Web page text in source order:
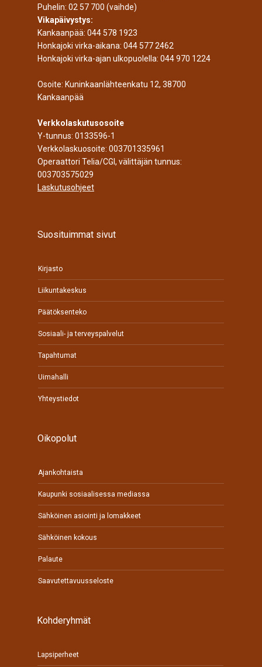
Puhelin: 02 57 700 (vaihde)
Vikapäivystys:
Kankaanpää: 044 578 1923
Honkajoki virka-aikana: 044 577 2462
Honkajoki virka-ajan ulkopuolella: 044 970 1224
Osoite: Kuninkaanlähteenkatu 12, 38700
Kankaanpää
Verkkolaskutusosoite
Y-tunnus: 0133596-1
Verkkolaskuosoite: 003701335961
Operaattori Telia/CGI, välittäjän tunnus:
003703575029
Laskutusohjeet
Suosituimmat sivut
Kirjasto
Liikuntakeskus
Päätöksenteko
Sosiaali- ja terveyspalvelut
Tapahtumat
Uimahalli
Yhteystiedot
Oikopolut
Ajankohtaista
Kaupunki sosiaalisessa mediassa
Sähköinen asiointi ja lomakkeet
Sähköinen kokous
Palaute
Saavutettavuusseloste
Kohderyhmät
Lapsiperheet